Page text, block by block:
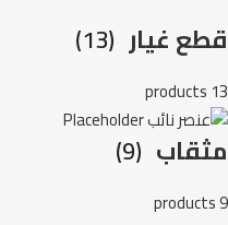
قطع غيار (13)
13 products
مثقاب (9)
9 products